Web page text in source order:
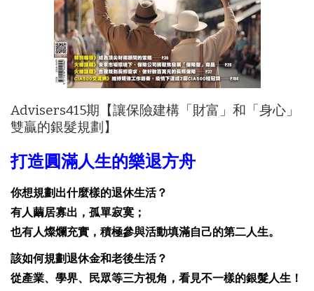
Advisers415期【讓保險建構「財富」和「身心」
雙贏的銀髮規劃】
打造圓滿人生的樂退方舟
你想規劃出什麼樣的退休生活？
有人繭居寡出，孤單寂寞；
也有人燦爛充實，積極參與活動填滿自己的第二人生。
該如何規劃退休金和老後生活？
從產業、學界、民眾等三方視角， 看見不一樣的銀髮人生！